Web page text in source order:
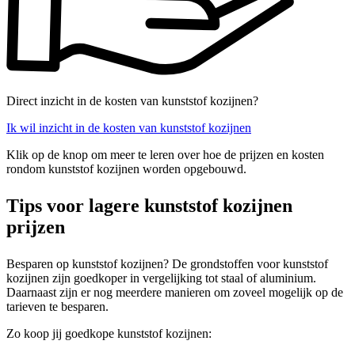
Direct inzicht in de kosten van kunststof kozijnen?
Ik wil inzicht in de kosten van kunststof kozijnen
Klik op de knop om meer te leren over hoe de prijzen en kosten
rondom kunststof kozijnen worden opgebouwd.
Tips voor lagere kunststof kozijnen
prijzen
Besparen op kunststof kozijnen? De grondstoffen voor kunststof
kozijnen zijn goedkoper in vergelijking tot staal of aluminium.
Daarnaast zijn er nog meerdere manieren om zoveel mogelijk op de
tarieven te besparen.
Zo koop jij goedkope kunststof kozijnen: